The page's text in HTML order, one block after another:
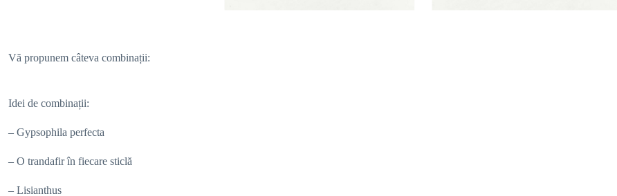
Vă propunem câteva combinații:
Idei de combinații:
– Gypsophila perfecta
– O trandafir în fiecare sticlă
– Lisianthus